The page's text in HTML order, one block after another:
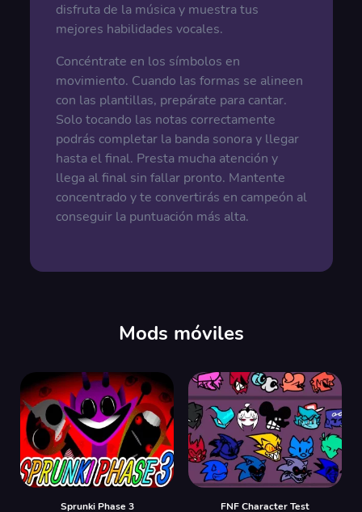
disfruta de la música y muestra tus
mejores habilidades vocales.
Concéntrate en los símbolos en
movimiento. Cuando las formas se alineen
con las plantillas, prepárate para cantar.
Solo tocando las notas correctamente
podrás completar la banda sonora y llegar
hasta el final. Presta mucha atención y
llega al final sin fallar pronto. Mantente
concentrado y te convertirás en campeón al
conseguir la puntuación más alta.
Mods móviles
Sprunki Phase 3
FNF Character Test